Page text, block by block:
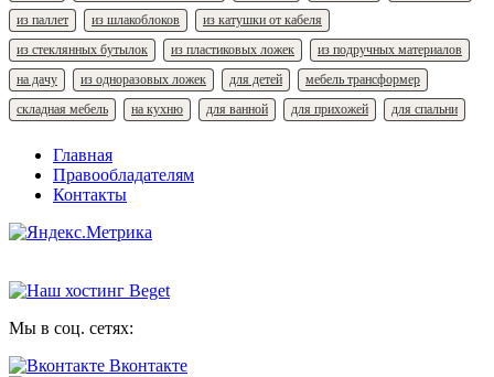
из паллет
из шлакоблоков
из катушки от кабеля
из стеклянных бутылок
из пластиковых ложек
из подручных материалов
на дачу
из одноразовых ложек для детей
мебель трансформер
складная мебель
на кухню для ванной для прихожей для спальни
Главная
Правообладателям
Контакты
Мы в соц. сетях:
Вконтакте